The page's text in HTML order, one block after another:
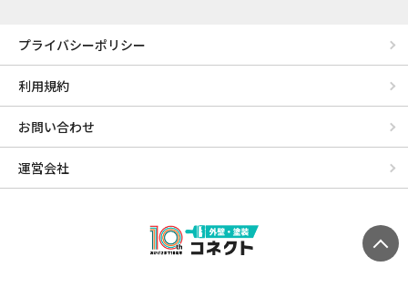
プライバシーポリシー
利用規約
お問い合わせ
運営会社